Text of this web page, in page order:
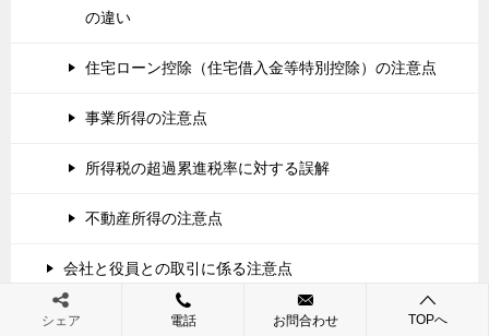
の違い
住宅ローン控除（住宅借入金等特別控除）の注意点
事業所得の注意点
所得税の超過累進税率に対する誤解
不動産所得の注意点
会社と役員との取引に係る注意点
所得税と相続税の年齢ルール
シェア 電話 お問合わせ TOPへ